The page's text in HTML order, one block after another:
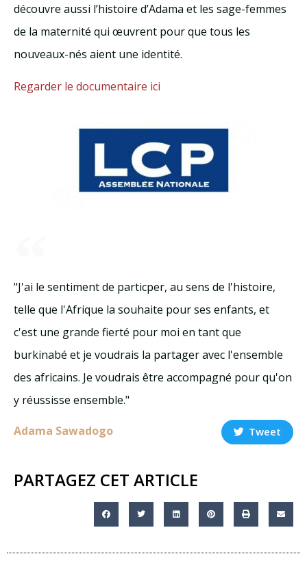
découvre aussi l’histoire d’Adama et les sage-femmes
de la maternité qui œuvrent pour que tous les
nouveaux-nés aient une identité.
Regarder le documentaire ici
"J'ai le sentiment de particper, au sens de l'histoire,
telle que l'Afrique la souhaite pour ses enfants, et
c'est une grande fierté pour moi en tant que
burkinabé et je voudrais la partager avec l'ensemble
des africains. Je voudrais être accompagné pour qu'on
y réussisse ensemble."
Adama Sawadogo Tweet
PARTAGEZ CET ARTICLE